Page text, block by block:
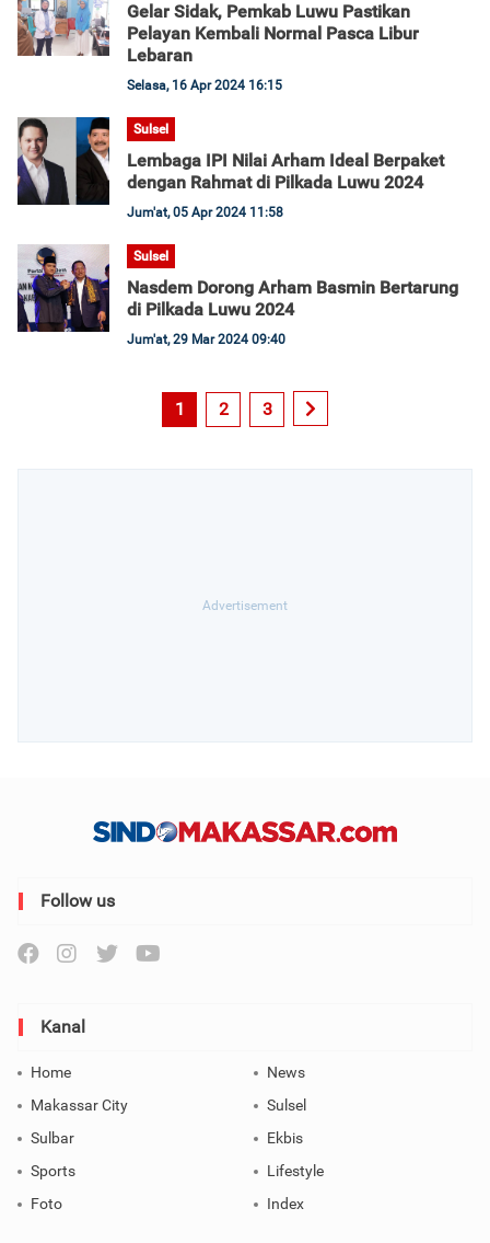
Gelar Sidak, Pemkab Luwu Pastikan
Pelayan Kembali Normal Pasca Libur
Lebaran
Selasa, 16 Apr 2024 16:15
Sulsel
Lembaga IPI Nilai Arham Ideal Berpaket
dengan Rahmat di Pilkada Luwu 2024
Jum'at, 05 Apr 2024 11:58
Sulsel
Nasdem Dorong Arham Basmin Bertarung
di Pilkada Luwu 2024
Jum'at, 29 Mar 2024 09:40
1 2 3
Follow us
Kanal
Home
News
Makassar City
Sulsel
Sulbar
Ekbis
Sports
Lifestyle
Foto
Index